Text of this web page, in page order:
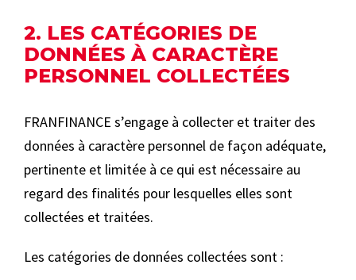
2. LES CATÉGORIES DE
DONNÉES À CARACTÈRE
PERSONNEL COLLECTÉES
FRANFINANCE s’engage à collecter et traiter des
données à caractère personnel de façon adéquate,
pertinente et limitée à ce qui est nécessaire au
regard des finalités pour lesquelles elles sont
collectées et traitées.
Les catégories de données collectées sont :